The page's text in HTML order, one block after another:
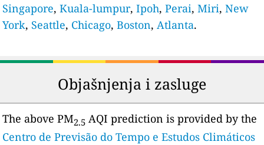
Singapore,Kuala-lumpur,Ipoh,Perai,Miri,New
York, Seattle, Chicago,Boston, Atlanta.
Objašnjenja i zasluge
The above PM2.5 AQI prediction is provided by the
Centro de Previsão do Tempo e Estudos Climáticos